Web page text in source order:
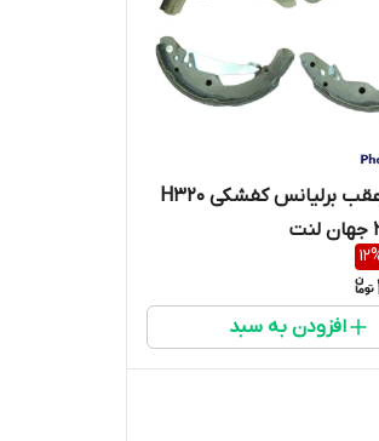
لنت ترمز عقب برلیانس کفشکی H320
12
افزودن به سبد